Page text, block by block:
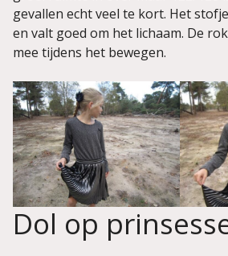
gevallen echt veel te kort. Het
en valt goed om het lichaam. De
mee tijdens het bewegen.
Dol op